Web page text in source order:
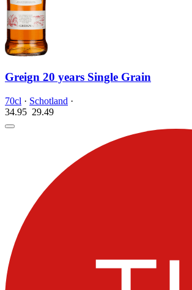
Greign 20 years Single Grain
70cl · Schotland ·
34.95 29.49